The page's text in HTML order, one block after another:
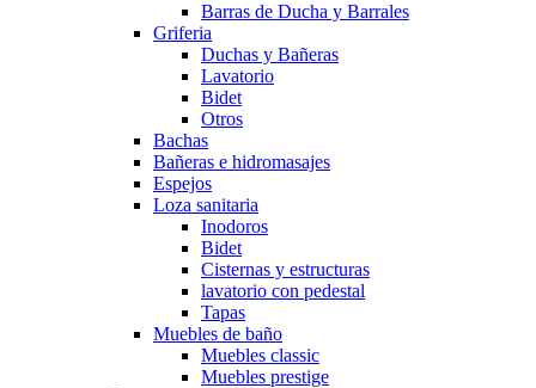
Barras de Ducha y Barrales
Griferia
Duchas y Bañeras
Lavatorio
Bidet
Otros
Bachas
Bañeras e hidromasajes
Espejos
Loza sanitaria
Inodoros
Bidet
Cisternas y estructuras
lavatorio con pedestal
Tapas
Muebles de baño
Muebles classic
Muebles prestige